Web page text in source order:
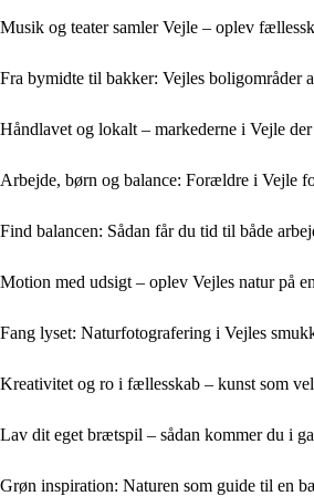
Musik og teater samler Vejle – oplev
Fra bymidte til bakker: Vejles boligområder
Håndlavet og lokalt – markederne i Vejle
Arbejde, børn og balance: Forældre i Vejle
Find balancen: Sådan får du tid til både
Motion med udsigt – oplev Vejles natur på
Fang lyset: Naturfotografering i Vejles
Kreativitet og ro i fællesskab – kunst som
Lav dit eget brætspil – sådan kommer du i
Grøn inspiration: Naturen som guide til en